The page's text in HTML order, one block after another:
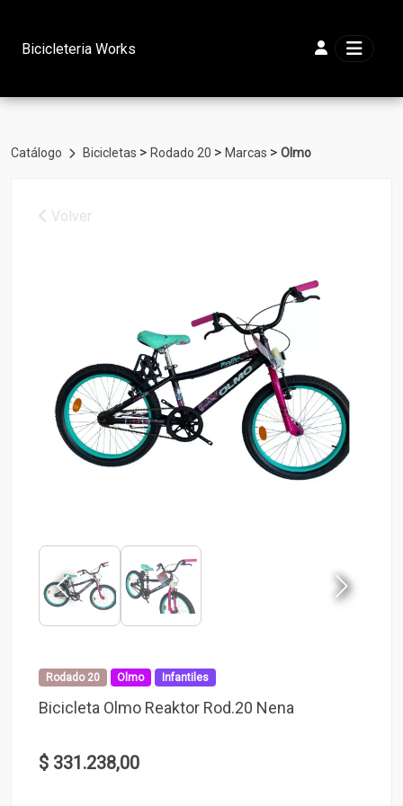
Bicicleteria Works
Catálogo Bicicletas > Rodado 20 > Marcas > Olmo
Volver
Rodado 20 Olmo Infantiles
Bicicleta Olmo Reaktor Rod.20 Nena
$ 331.238,00